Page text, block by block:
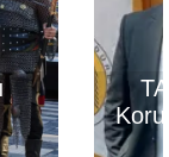
Gücünü